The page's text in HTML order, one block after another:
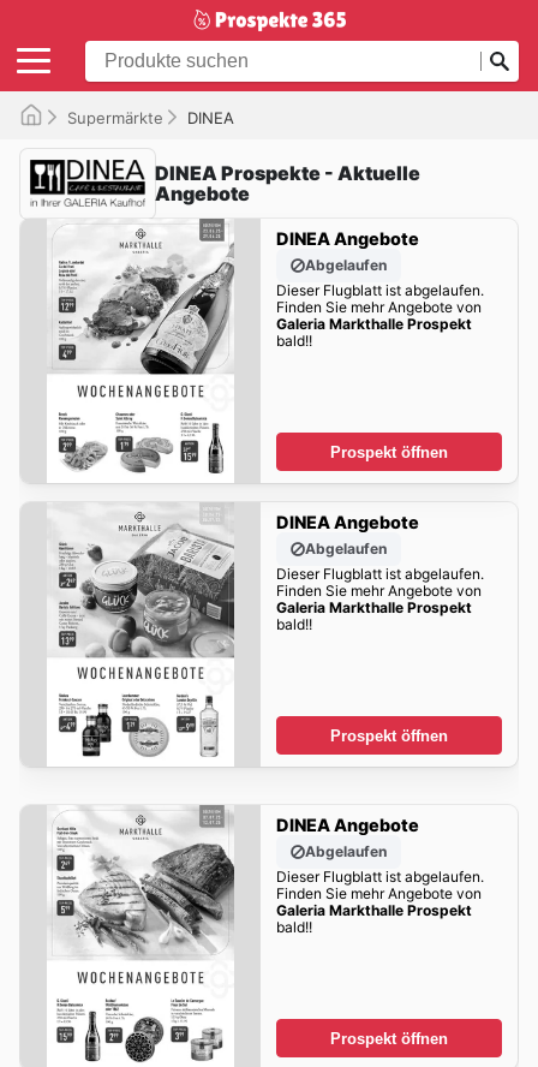
Supermärkte DINEA
DINEA Prospekte - Aktuelle
Angebote
DINEA Angebote
Abgelaufen
Dieser Flugblatt ist abgelaufen.
Finden Sie mehr Angebote von
Galeria Markthalle Prospekt
bald!!
Prospekt öffnen
DINEA Angebote
Abgelaufen
Dieser Flugblatt ist abgelaufen.
Finden Sie mehr Angebote von
Galeria Markthalle Prospekt
bald!!
Prospekt öffnen
DINEA Angebote
Abgelaufen
Dieser Flugblatt ist abgelaufen.
Finden Sie mehr Angebote von
Galeria Markthalle Prospekt
bald!!
Prospekt öffnen